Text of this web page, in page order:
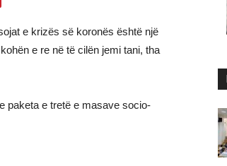
e krizës së koronës është një
e re në të cilën jemi tani, tha
paketa e tretë e masave socio-